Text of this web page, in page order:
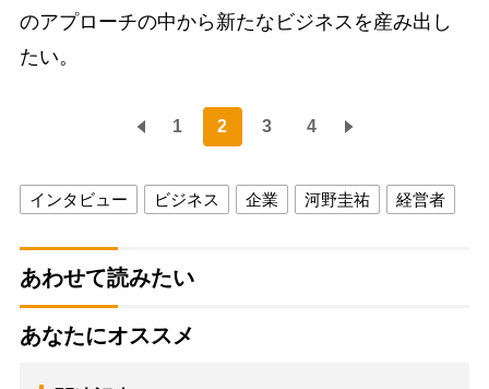
のアプローチの中から新たなビジネスを産み出し
たい。
1 2 3 4
インタビュー ビジネス 企業 河野圭祐 経営者
あわせて読みたい
あなたにオススメ